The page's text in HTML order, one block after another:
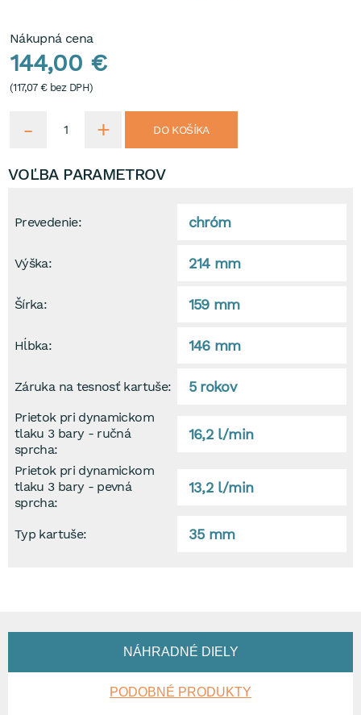
Nákupná cena
144,00 €
(117,07 €bez DPH)
DO KOŠÍKA
VOĽBA PARAMETROV
Prevedenie: chróm
Výška: 214 mm
Šírka: 159 mm
Hĺbka: 146 mm
Záruka na tesnosť kartuše: 5 rokov
Prietok pri dynamickom
tlaku 3 bary - ručná
sprcha:
16,2 l/min
Prietok pri dynamickom
tlaku 3 bary - pevná
sprcha:
13,2 l/min
Typ kartuše: 35 mm
NÁHRADNÉ DIELY
PODOBNÉ PRODUKTY